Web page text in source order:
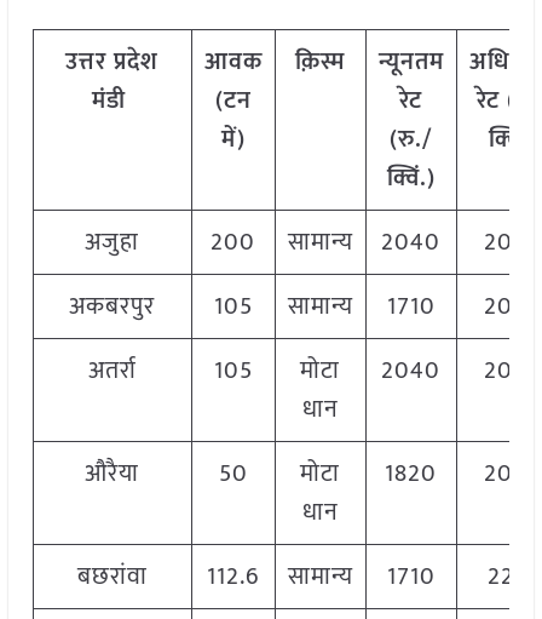
उत्तर प्रदेश
मंडी
आवक
(टन
में)
क़िस्म
न्यूनतम
रेट
(रु./
क्विं.)
रेट
क्विं.)
अजुहा 200 सामान्य 2040
2040
अकबरपुर
105 सामान्य 1710
2040
अतर्रा
105
मोटा
धान
2040 2040
औरैया 50
मोटा
धान
1820 2040
बछरांवा 112.6 सामान्य 1710
2210